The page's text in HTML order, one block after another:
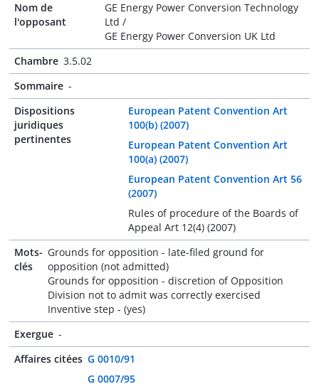
Nom de
l'opposant
GE Energy Power Conversion Technology
Ltd /
GE Energy Power Conversion UK Ltd
Chambre 3.5.02
Sommaire -
Dispositions
juridiques
pertinentes
European Patent Convention Art
100(b) (2007)
European Patent Convention Art
100(a) (2007)
European Patent Convention Art 56
(2007)
Rules of procedure of the Boards of
Appeal Art 12(4) (2007)
Mots-
clés
Grounds for opposition - late-filed ground for
opposition (not admitted)
Grounds for opposition - discretion of Opposition
Division not to admit was correctly exercised
Inventive step - (yes)
Exergue -
Affaires citées G 0010/91
G 0007/95